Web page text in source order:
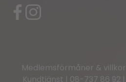
Medlemsförmåner & villkor
Kundtjänst | 08-737 86 92 |